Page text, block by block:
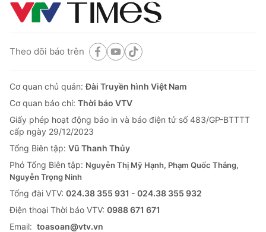
Theo dõi báo trên
Cơ quan chủ quản:Đài Truyền hình Việt Nam
Cơ quan báo chí: Thời báo VTV
Giấy phép hoạt động báo in và báo điện tử số 483/GP-BTTTT
cấp ngày 29/12/2023
Tổng Biên tập: Vũ Thanh Thủy
Phó Tổng Biên tập: Nguyễn Thị Mỹ Hạnh, Phạm Quốc Thắng,
Nguyễn Trọng Ninh
Tổng đài VTV: 024.38 355 931 - 024.38 355 932
Ðiện thoại Thời báo VTV: 0988 671 671
Email: toasoan@vtv.vn